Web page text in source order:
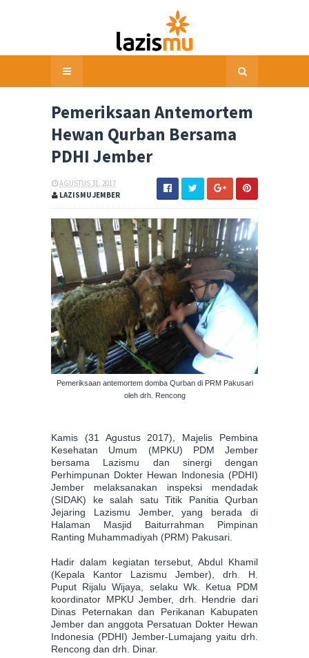
Pemeriksaan Antemortem
Hewan Qurban Bersama
PDHI Jember
AGUSTUS 31, 2017
LAZISMU JEMBER
Pemeriksaan antemortem domba Qurban di PRM Pakusari
oleh drh. Rencong
Kamis (31 Agustus 2017), Majelis Pembina
Kesehatan Umum (MPKU) PDM Jember
bersama Lazismu dan sinergi dengan
Perhimpunan Dokter Hewan Indonesia (PDHI)
Jember melaksanakan inspeksi mendadak
(SIDAK) ke salah satu Titik Panitia Qurban
Jejaring Lazismu Jember, yang berada di
Halaman Masjid Baiturrahman Pimpinan
Ranting Muhammadiyah (PRM) Pakusari.
Hadir dalam kegiatan tersebut, Abdul Khamil
(Kepala Kantor Lazismu Jember), drh. H.
Puput Rijalu Wijaya, selaku Wk. Ketua PDM
koordinator MPKU Jember, drh. Hendrie dari
Dinas Peternakan dan Perikanan Kabupaten
Jember dan anggota Persatuan Dokter Hewan
Indonesia (PDHI) Jember-Lumajang yaitu drh.
Rencong dan drh. Dinar.